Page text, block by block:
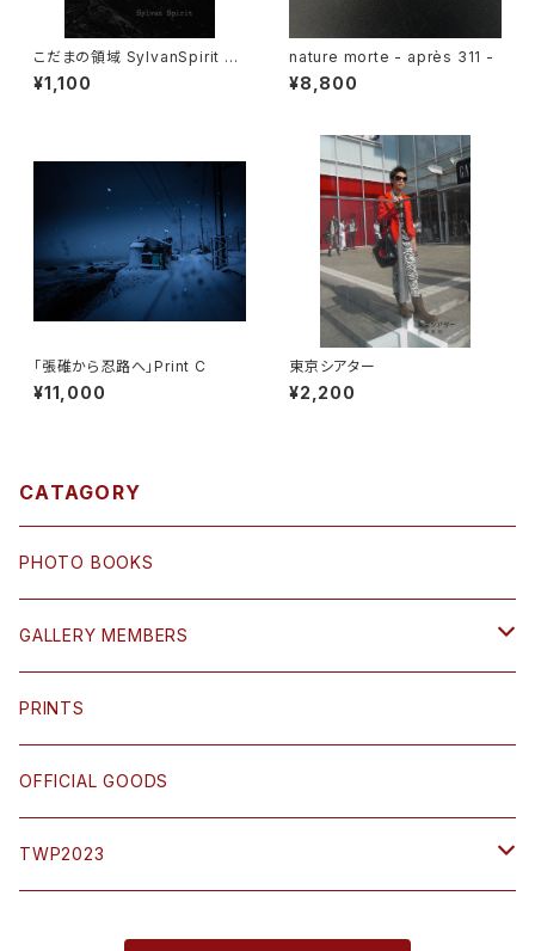
こだまの領域 SylvanSpirit Vo
l.1
¥1,100
nature morte - après 311 -
¥8,800
「張碓から忍路へ」Print C
¥11,000
東京シアター
¥2,200
CATAGORY
PHOTO BOOKS
GALLERY MEMBERS
小島 三幸 Miyuki Ojima
鎌田 篤慎 Shigenori Kamata
木村英一郎 Eiichiro Kimura
PRINTS
OFFICIAL GOODS
TWP2023